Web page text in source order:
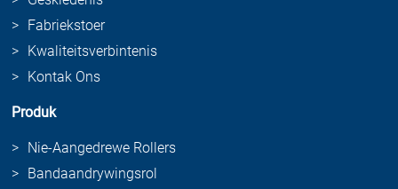
Fabriekstoer
Kwaliteitsverbintenis
Kontak Ons
Produk
Nie-Aangedrewe Rollers
Bandaandrywingsrol